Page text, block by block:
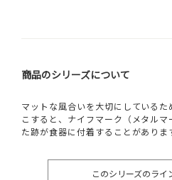
商品のシリーズについて
マットな風合いを大切にしている
こすると、ナイフマーク（メタル
た跡が食器に付着することがありま
このシリーズのライ